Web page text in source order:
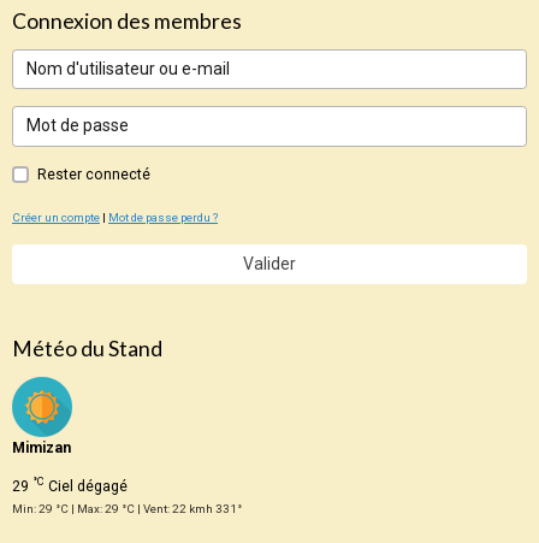
Connexion des membres
Rester connecté
Créer un compte | Mot de passe perdu ?
Valider
Météo du Stand
Mimizan
29 °C Ciel dégagé
Min: 29 °C | Max: 29 °C | Vent: 22 kmh 331°